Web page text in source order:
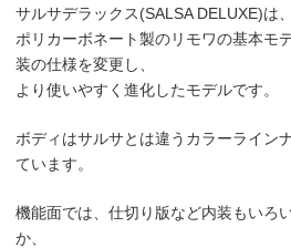
サルサデラックス(SALSA DELUXE)は、
ポリカーボネート製のリモワの基本モ
装の仕様を変更し、
より使いやすく進化したモデルです。
ボディはサルサとは違うカラーライン
ています。
機能面では、仕切り版など内装もいろ
か、